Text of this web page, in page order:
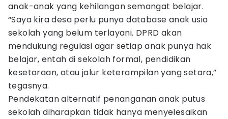
anak-anak yang kehilangan semangat belajar.
“Saya kira desa perlu punya database anak usia
sekolah yang belum terlayani. DPRD akan
mendukung regulasi agar setiap anak punya hak
belajar, entah di sekolah formal, pendidikan
kesetaraan, atau jalur keterampilan yang setara,”
tegasnya.
Pendekatan alternatif penanganan anak putus
sekolah diharapkan tidak hanya menyelesaikan